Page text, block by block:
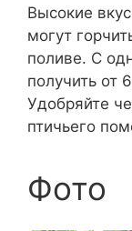
Высокие
могут
поливе. С
получить от
Удобряйте
птичьего
Фото